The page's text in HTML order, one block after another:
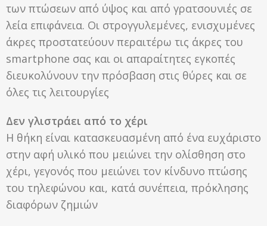
των πτώσεων από ύψος και από γρατσουνιές σε
λεία επιφάνεια. Οι στρογγυλεμένες, ενισχυμένες
άκρες προστατεύουν περαιτέρω τις άκρες του
smartphone σας και οι απαραίτητες εγκοπές
διευκολύνουν την πρόσβαση στις θύρες και σε
όλες τις λειτουργίες
Δεν γλιστράει από το χέρι
Η θήκη είναι κατασκευασμένη από ένα ευχάριστο
στην αφή υλικό που μειώνει την ολίσθηση στο
χέρι, γεγονός που μειώνει τον κίνδυνο πτώσης
του τηλεφώνου και, κατά συνέπεια, πρόκλησης
διαφόρων ζημιών